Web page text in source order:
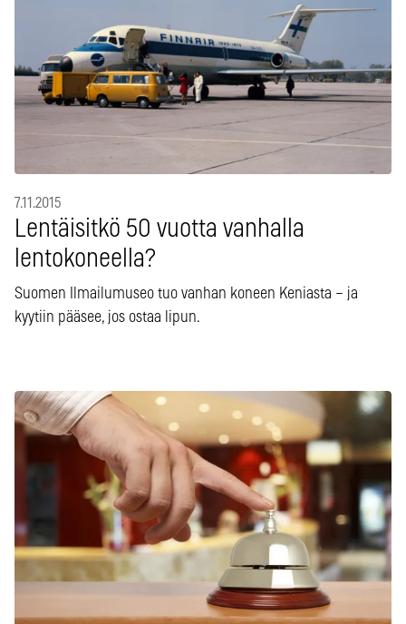
7.11.2015
Lentäisitkö 50 vuotta vanhalla
lentokoneella?
Suomen Ilmailumuseo tuo vanhan koneen Keniasta – ja
kyytiin pääsee, jos ostaa lipun.